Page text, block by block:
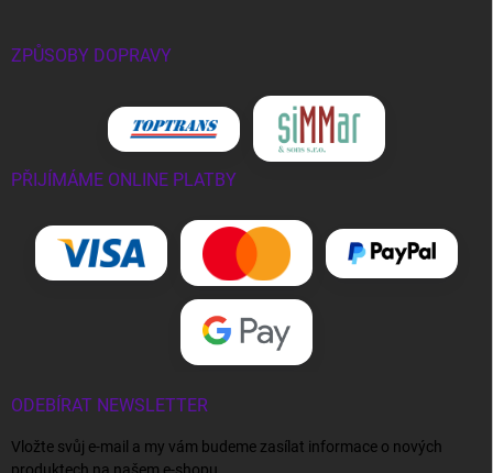
ZPŮSOBY DOPRAVY
PŘIJÍMÁME ONLINE PLATBY
ODEBÍRAT NEWSLETTER
Vložte svůj e-mail a my vám budeme zasílat informace o nových